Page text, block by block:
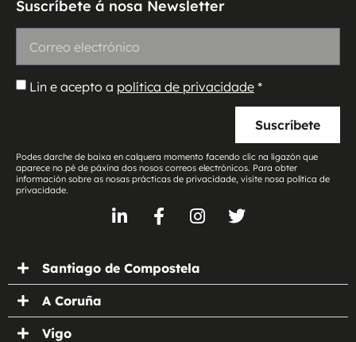
Suscríbete á nosa Newsletter
Lin e acepto a política de privacidade *
Suscríbete
Podes darche de baixa en calquera momento facendo clic na ligazón que
aparece no pé de páxina dos nosos correos electrónicos. Para obter
información sobre as nosas prácticas de privacidade, visite nosa política de
privacidade.
Santiago de Compostela
A Coruña
Vigo